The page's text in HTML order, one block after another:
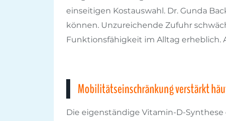
einseitigen Kostauswahl. Dr. Gunda
können. Unzureichende Zufuhr
Funktionsfähigkeit im Alltag erheblich.
Mobilitätseinschränkung verstärkt
Die eigenständige Vitamin-D-